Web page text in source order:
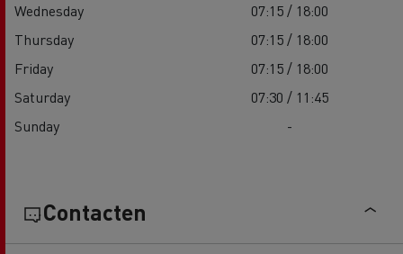
Wednesday
07:15 / 18:00
Thursday
07:15 / 18:00
Friday
07:15 / 18:00
Saturday
07:30 / 11:45
Sunday
-
Contacten